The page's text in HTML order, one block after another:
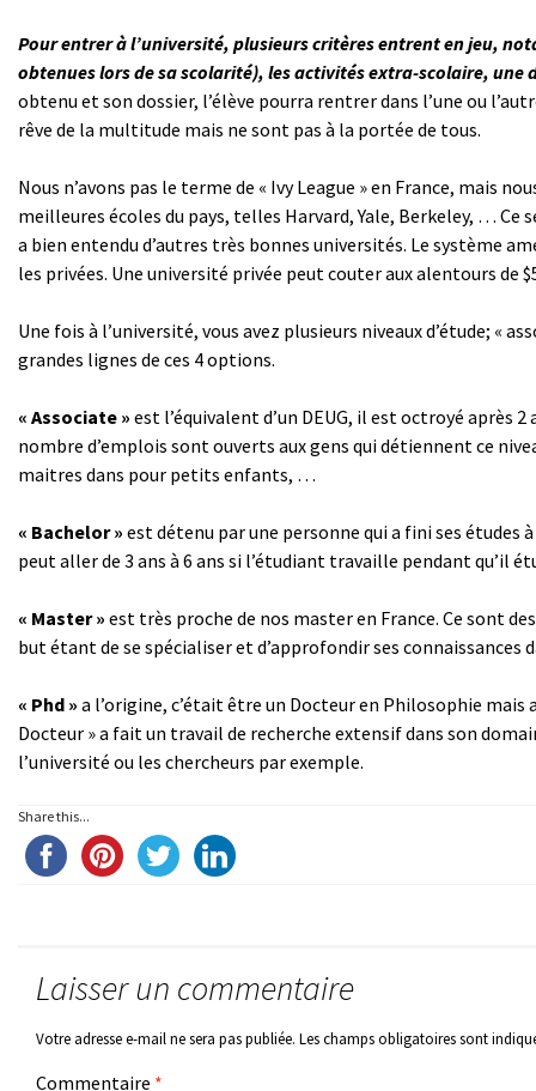
Pour entrer à l’université, plusieurs critères entrent en jeu,
obtenues lors de sa scolarité), les activités extra-scolaire,
obtenu et son dossier, l’élève pourra rentrer dans l’une ou
rêve de la multitude mais ne sont pas à la portée de tous.
Nous n’avons pas le terme de « Ivy League » en France, mais
meilleures écoles du pays, telles Harvard, Yale, Berkeley, … Ce
a bien entendu d’autres très bonnes universités. Le système
les privées. Une université privée peut couter aux alentours de
Une fois à l’université, vous avez plusieurs niveaux d’étude; «
grandes lignes de ces 4 options.
« Associate » est l’équivalent d’un DEUG, il est octroyé après
nombre d’emplois sont ouverts aux gens qui détiennent ce
maitres dans pour petits enfants, …
« Bachelor » est détenu par une personne qui a fini ses études
peut aller de 3 ans à 6 ans si l’étudiant travaille pendant qu’il
« Master » est très proche de nos master en France. Ce sont
but étant de se spécialiser et d’approfondir ses connaissances
« Phd » a l’origine, c’était être un Docteur en Philosophie
Docteur » a fait un travail de recherche extensif dans son
l’université ou les chercheurs par exemple.
Share this...
Laisser un commentaire
Votre adresse e-mail ne sera pas publiée. Les champs obligatoires sont
Commentaire *